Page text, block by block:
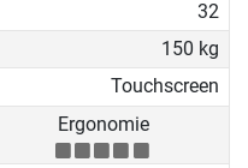
32
150 kg
Touchscreen
Ergonomie